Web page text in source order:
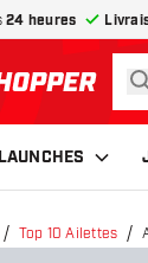
24 heures
à la page
LAUNCHES
Top 10 Ailettes